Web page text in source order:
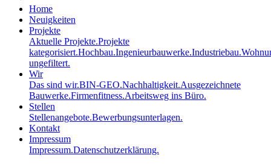
Home
Neuigkeiten
Projekte
Aktuelle Projekte.Projekte
kategorisiert.Hochbau.Ingenieurbauwerke.Industriebau.
ungefiltert.
Wir
Das sind wir.BIN-GEO.Nachhaltigkeit.Ausgezeichnete
Bauwerke.Firmenfitness.Arbeitsweg ins Büro.
Stellen
Stellenangebote.Bewerbungsunterlagen.
Kontakt
Impressum
Impressum.Datenschutzerklärung.